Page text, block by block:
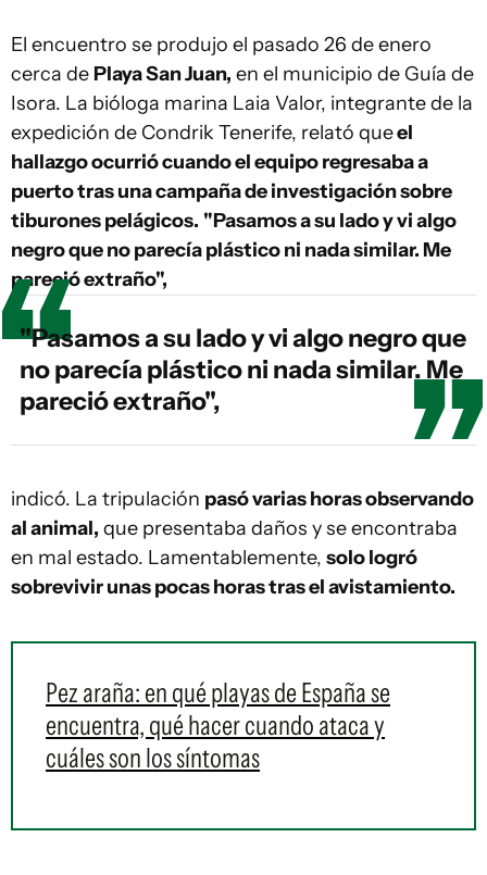
El encuentro se produjo el pasado 26 de enero
cerca de Playa San Juan, en el municipio de Guía de
Isora. La bióloga marina Laia Valor, integrante de la
expedición de Condrik Tenerife, relató queel
hallazgo ocurrió cuando el equipo regresaba a
puerto tras una campaña de investigación sobre
tiburones pelágicos. "Pasamos a su lado y vi algo
negro que no parecía plástico ni nada similar. Me
pareció extraño",
"Pasamos a su lado y vi algo negro que
no parecía plástico ni nada similar. Me
pareció extraño",
indicó. La tripulación pasó varias horas observando
al animal, que presentaba daños y se encontraba
en mal estado. Lamentablemente, solo logró
sobrevivir unas pocas horas tras el avistamiento.
Pez araña: en qué playas de España se
encuentra, qué hacer cuando ataca y
cuáles son los síntomas